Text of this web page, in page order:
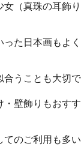
（真珠の耳飾り
た日本画もよく
合うことも大切で
・壁飾りもおすす
てのご利用も多い